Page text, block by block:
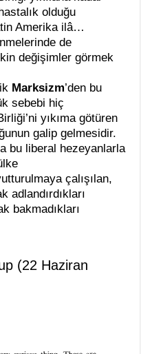
olduğu
Amerika ilâ…
de
değişimler görmek
Marksizm’den bu
sebebi hiç
yıkıma götüren
galip gelmesidir.
bu liberal hezeyanlarla
çalışılan,
adlandırdıkları
bakmadıkları
(22 Haziran